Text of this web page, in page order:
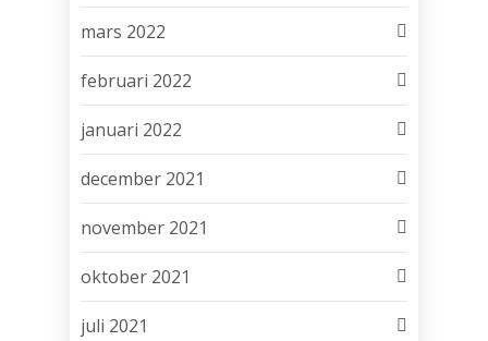
mars 2022
februari 2022
januari 2022
december 2021
november 2021
oktober 2021
juli 2021